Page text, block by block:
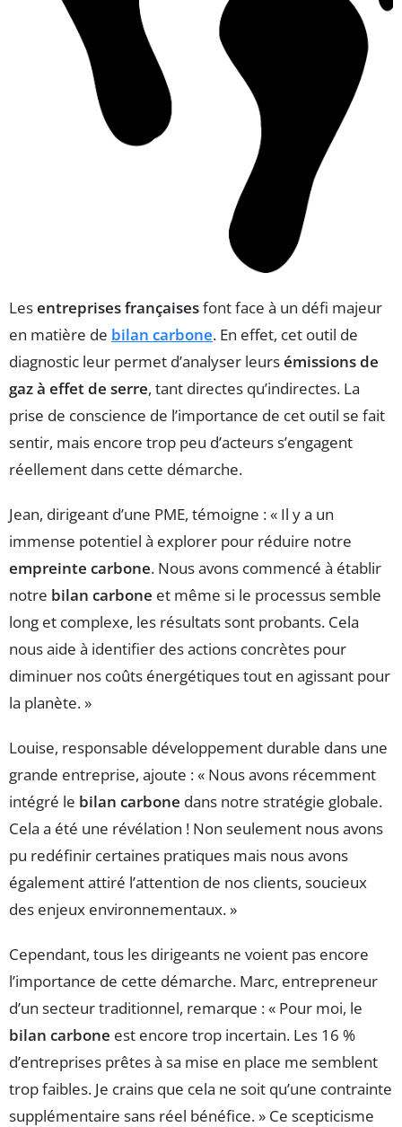
Lesentreprises françaisesfont face à un défi majeur
en matière de bilan carbone. En effet, cet outil de
diagnostic leur permet d’analyser leursémissions de
gaz à effet de serre, tant directes qu’indirectes. La
prise de conscience de l’importance de cet outil se fait
sentir, mais encore trop peu d’acteurs s’engagent
réellement dans cette démarche.
Jean, dirigeant d’une PME, témoigne : « Il y a un
immense potentiel à explorer pour réduire notre
empreinte carbone. Nous avons commencé à établir
notre bilan carbone et même si le processus semble
long et complexe, les résultats sont probants. Cela
nous aide à identifier des actions concrètes pour
diminuer nos coûts énergétiques tout en agissant pour
la planète. »
Louise, responsable développement durable dans une
grande entreprise, ajoute : « Nous avons récemment
intégré le bilan carbone dans notre stratégie globale.
Cela a été une révélation ! Non seulement nous avons
pu redéfinir certaines pratiques mais nous avons
également attiré l’attention de nos clients, soucieux
des enjeux environnementaux. »
Cependant, tous les dirigeants ne voient pas encore
l’importance de cette démarche. Marc, entrepreneur
d’un secteur traditionnel, remarque : « Pour moi, le
bilan carbone est encore trop incertain. Les 16 %
d’entreprises prêtes à sa mise en place me semblent
trop faibles. Je crains que cela ne soit qu’une contrainte
supplémentaire sans réel bénéfice. » Ce scepticisme